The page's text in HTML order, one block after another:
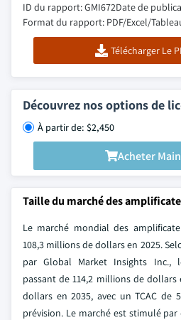
ID du rapport: GMI672Date de
Format du rapport: PDF/Excel/
Télécharger Le
Découvrez nos options de
À partir de: $2,450
Acheter
Taille du marché des
Le marché mondial des
108,3 millions de dollars en 2025.
par Global Market Insights Inc.,
passant de 114,2 millions de dollars
dollars en 2035, avec un TCAC de
prévision. Le marché est stimulé